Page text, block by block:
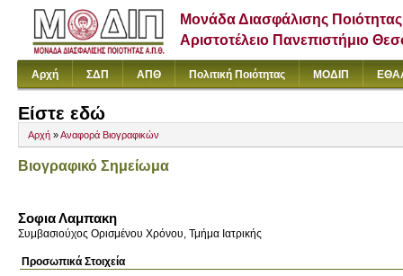
Μονάδα Διασφάλισης Ποιότητας
Αριστοτέλειο Πανεπιστήμιο
Αρχή ΣΔΠ ΑΠΘ Πολιτική Ποιότητας ΜΟΔΙΠ
Είστε εδώ
Αρχή »Αναφορά Βιογραφικών
Βιογραφικό Σημείωμα
Σοφια Λαμπακη
Συμβασιούχος Ορισμένου Χρόνου, Τμήμα Ιατρικής
Προσωπικά Στοιχεία